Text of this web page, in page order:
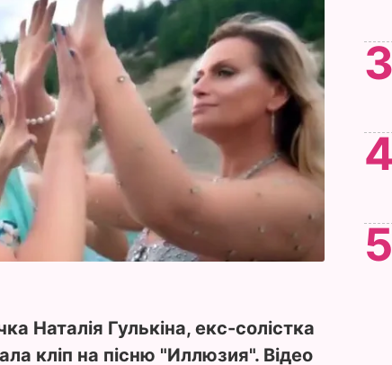
Наталія Гулькіна, екс-солістка
кліп на пісню "Иллюзия". Відео
3
5